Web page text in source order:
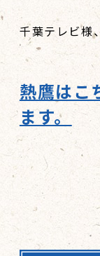
千葉テレビ様
熱鷹はこ
ます。